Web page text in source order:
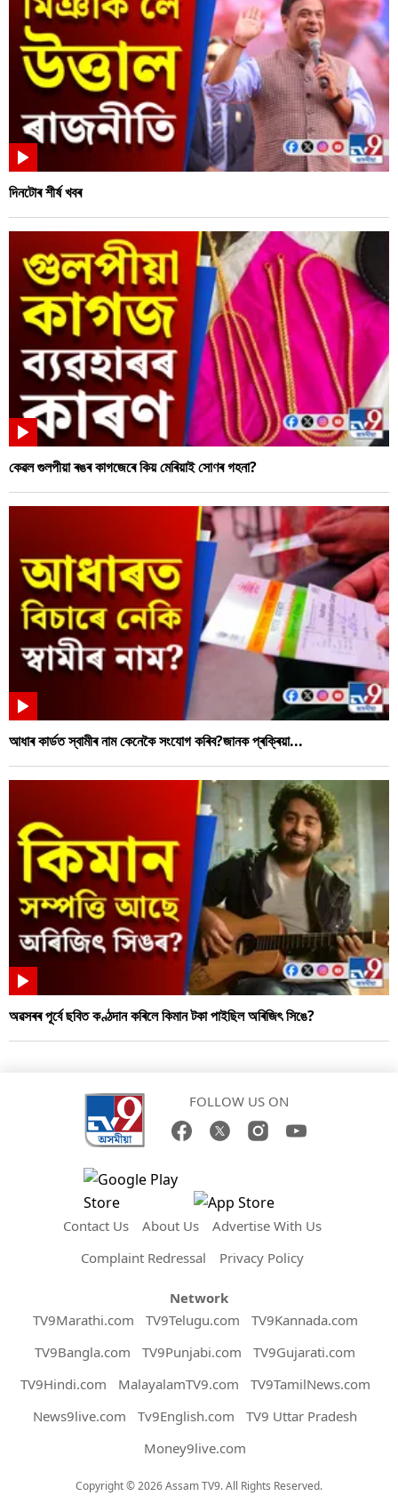
দিনটোৰ শীৰ্ষ খবৰ
কেৱল গুলপীয়া ৰঙৰ কাগজেৰে কিয় মেৰিয়াই সোণৰ গহনা?
আধাৰ কাৰ্ডত স্বামীৰ নাম কেনেকৈ সংযোগ কৰিব?জানক প্ৰক্ৰিয়া...
অৱসৰৰ পূৰ্বে ছবিত কণ্ঠদান কৰিলে কিমান টকা পাইছিল অৰিজিৎ সিঙে?
FOLLOW US ON
Contact Us About Us
Advertise With Us
Complaint Redressal
Privacy Policy
Network
TV9Marathi.com
TV9Telugu.com
TV9Kannada.com
TV9Bangla.com
TV9Punjabi.com
TV9Gujarati.com
TV9Hindi.com
MalayalamTV9.com
TV9TamilNews.com
News9live.com
Tv9English.com
TV9 Uttar Pradesh
Money9live.com
Copyright © 2026 Assam TV9. All Rights Reserved.